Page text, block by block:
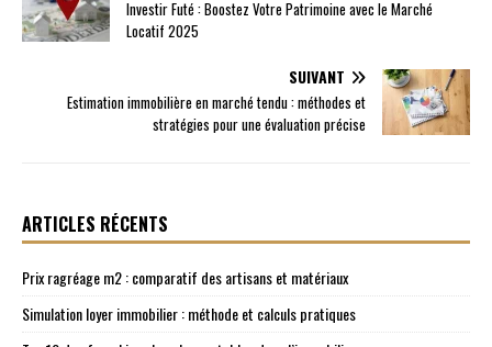
Investir Futé : Boostez Votre Patrimoine avec le Marché
Locatif 2025
SUIVANT
Estimation immobilière en marché tendu : méthodes et
stratégies pour une évaluation précise
ARTICLES RÉCENTS
Prix ragréage m2 : comparatif des artisans et matériaux
Simulation loyer immobilier : méthode et calculs pratiques